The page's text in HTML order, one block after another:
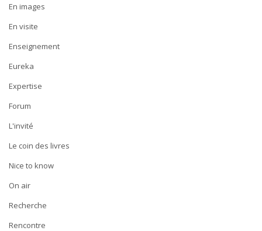
En images
En visite
Enseignement
Eureka
Expertise
Forum
L'invité
Le coin des livres
Nice to know
On air
Recherche
Rencontre